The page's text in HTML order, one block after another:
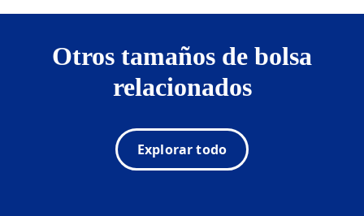
Otros tamaños de bolsa
relacionados
Explorar todo